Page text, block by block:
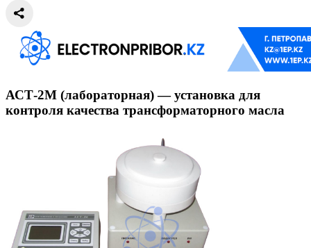
АСТ-2М (лабораторная) — установка для
контроля качества трансформаторного масла